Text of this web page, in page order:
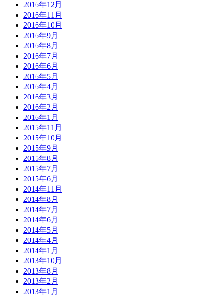
2016年12月
2016年11月
2016年10月
2016年9月
2016年8月
2016年7月
2016年6月
2016年5月
2016年4月
2016年3月
2016年2月
2016年1月
2015年11月
2015年10月
2015年9月
2015年8月
2015年7月
2015年6月
2014年11月
2014年8月
2014年7月
2014年6月
2014年5月
2014年4月
2014年1月
2013年10月
2013年8月
2013年2月
2013年1月